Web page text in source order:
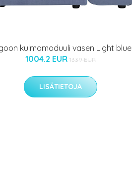
kulmamoduuli vasen Light blue
1004.2 EUR 1339 EUR
LISÄTIETOJA